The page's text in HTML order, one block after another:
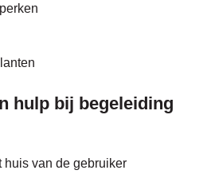
hulp bij begeleiding
huis van de gebruiker